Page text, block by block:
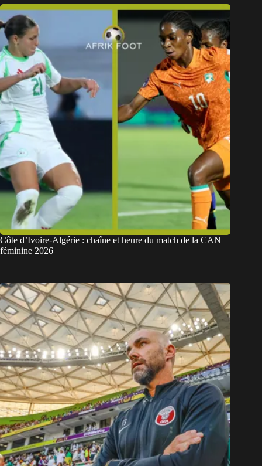
Côte d’Ivoire-Algérie : chaîne et heure du match de la CAN
féminine 2026